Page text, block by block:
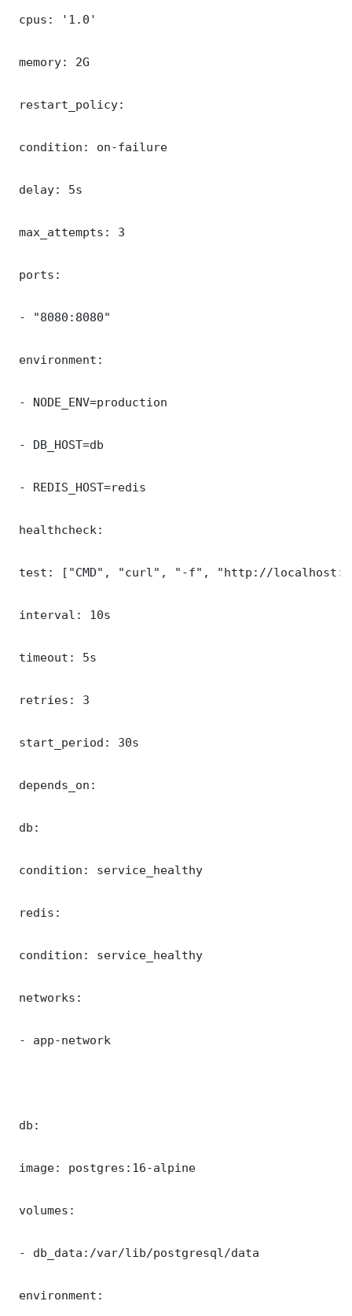
cpus: '1.0'
memory: 2G
restart_policy:
condition: on-failure
delay: 5s
max_attempts: 3
ports:
- "8080:8080"
environment:
- NODE_ENV=production
- DB_HOST=db
- REDIS_HOST=redis
healthcheck:
test: ["CMD", "curl", "-f", "http://
interval: 10s
timeout: 5s
retries: 3
start_period: 30s
depends_on:
db:
condition: service_healthy
redis:
condition: service_healthy
networks:
- app-network
db:
image: postgres:16-alpine
volumes:
- db_data:/var/lib/postgresql/data
environment: